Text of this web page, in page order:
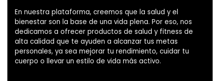
En nuestra plataforma, creemos que la salud y el
bienestar son la base de una vida plena. Por eso, nos
dedicamos a ofrecer productos de salud y fitness de
alta calidad que te ayuden a alcanzar tus metas
personales, ya sea mejorar tu rendimiento, cuidar tu
cuerpo o llevar un estilo de vida más activo.